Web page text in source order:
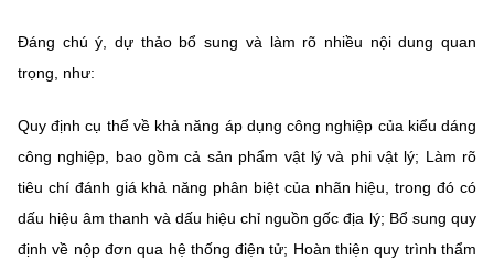
Đáng chú ý, dự thảo bổ sung và làm rõ nhiều nội dung quan
trọng, như:
Quy định cụ thể về khả năng áp dụng công nghiệp của kiểu dáng
công nghiệp, bao gồm cả sản phẩm vật lý và phi vật lý; Làm rõ
tiêu chí đánh giá khả năng phân biệt của nhãn hiệu, trong đó có
dấu hiệu âm thanh và dấu hiệu chỉ nguồn gốc địa lý; Bổ sung quy
định về nộp đơn qua hệ thống điện tử; Hoàn thiện quy trình thẩm